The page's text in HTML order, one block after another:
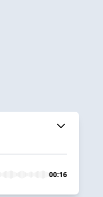
00:16